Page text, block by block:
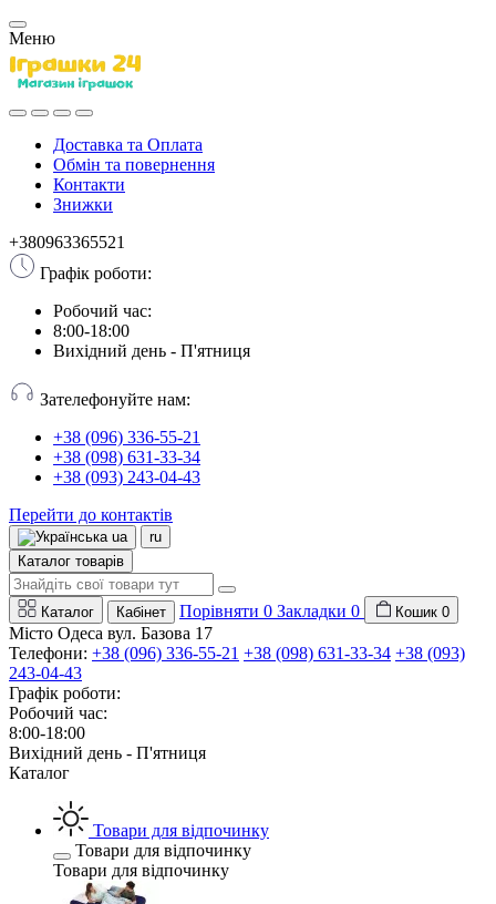
Меню
Доставка та Оплата
Обмін та повернення
Контакти
Знижки
+380963365521
Графік роботи:
Робочий час:
8:00-18:00
Вихідний день - П'ятниця
Зателефонуйте нам:
+38 (096) 336-55-21
+38 (098) 631-33-34
+38 (093) 243-04-43
Перейти до контактів
ua
ru
Каталог товарів
Каталог Кабінет Порівняти 0 Закладки 0 Кошик 0
Місто Одеса вул. Базова 17
Телефони: +38 (096) 336-55-21 +38 (098) 631-33-34 +38 (093)
243-04-43
Графік роботи:
Робочий час:
8:00-18:00
Вихідний день - П'ятниця
Каталог
Товари для відпочинку
Товари для відпочинку
Товари для відпочинку